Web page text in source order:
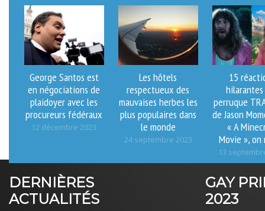
George Santos est
en négociations de
plaidoyer avec les
procureurs fédéraux
12 décembre 2023
Les hôtels
respectueux des
mauvaises herbes les
plus populaires dans
le monde
24 septembre 2023
15
perruque
de Jason
« A
Movie »,
13
DERNIÈRES
ACTUALITÉS
GAY
2023